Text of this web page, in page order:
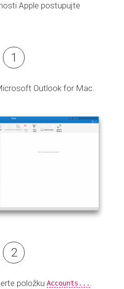
Apple postupujte
Outlook for Mac.
položku Accounts... .